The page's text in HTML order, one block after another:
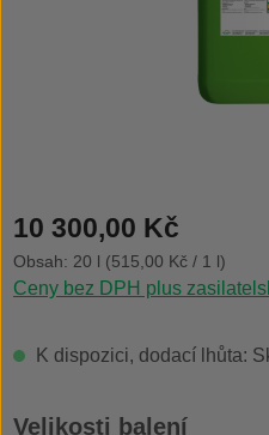
Běžná cena:
10 300,00 Kč
Obsah: 20 l (515,00 Kč / 1 l)
Ceny bez DPH plus
K dispozici, dodací lhůta:
Vyberte
Velikosti balení